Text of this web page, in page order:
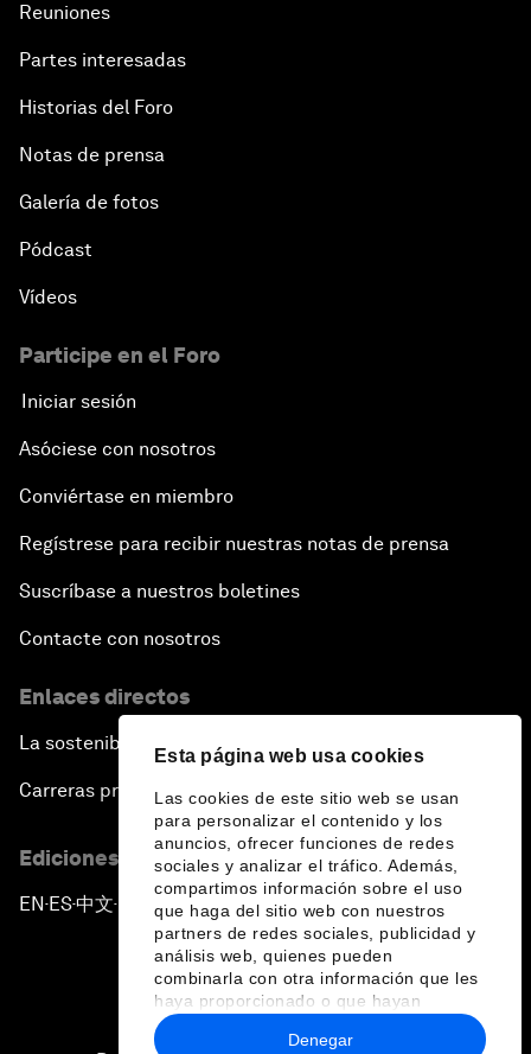
Esta página web usa cookies
Las cookies de este sitio web se usan
para personalizar el contenido y los
anuncios, ofrecer funciones de redes
sociales y analizar el tráfico. Además,
compartimos información sobre el uso
que haga del sitio web con nuestros
partners de redes sociales, publicidad y
análisis web, quienes pueden
combinarla con otra información que les
haya proporcionado o que hayan
recopilado a partir del uso que haya
hecho de sus servicios.
Denegar
Reuniones
Partes interesadas
Historias del Foro
Notas de prensa
Galería de fotos
Pódcast
Vídeos
Participe en el Foro
Iniciar sesión
Asóciese con nosotros
Conviértase en miembro
Regístrese para recibir nuestras notas de prensa
Suscríbase a nuestros boletines
Contacte con nosotros
Enlaces directos
La sostenibilidad en el Foro
Carreras profesionales
Ediciones en otros idiomas
EN ▪ ES▪中文▪ 日本語